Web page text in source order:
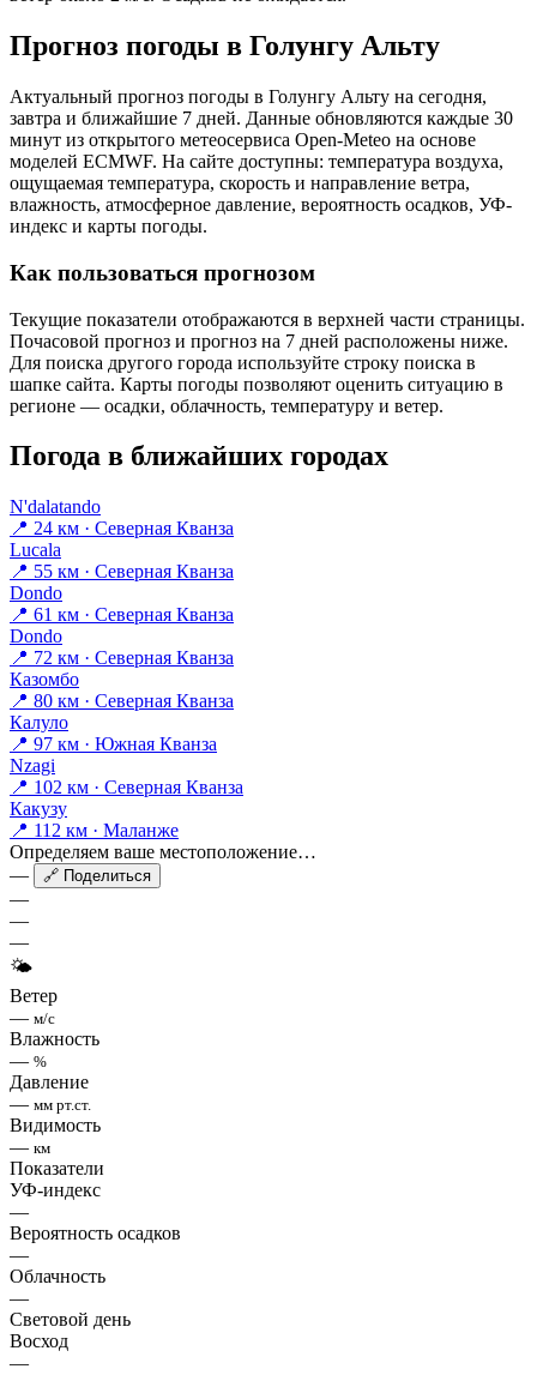
Прогноз погоды в Голунгу Альту
Актуальный прогноз погоды в Голунгу Альту на сегодня,
завтра и ближайшие 7 дней. Данные обновляются каждые 30
минут из открытого метеосервиса Open-Meteo на основе
моделей ECMWF. На сайте доступны: температура воздуха,
ощущаемая температура, скорость и направление ветра,
влажность, атмосферное давление, вероятность осадков, УФ-
индекс и карты погоды.
Как пользоваться прогнозом
Текущие показатели отображаются в верхней части страницы.
Почасовой прогноз и прогноз на 7 дней расположены ниже.
Для поиска другого города используйте строку поиска в
шапке сайта. Карты погоды позволяют оценить ситуацию в
регионе — осадки, облачность, температуру и ветер.
Погода в ближайших городах
N'dalatando
📍 24 км · Северная Кванза
Lucala
📍 55 км · Северная Кванза
Dondo
📍 61 км · Северная Кванза
Dondo
📍 72 км · Северная Кванза
Казомбо
📍 80 км · Северная Кванза
Калуло
📍 97 км · Южная Кванза
Nzagi
📍 102 км · Северная Кванза
Какузу
📍 112 км · Маланже
Определяем ваше местоположение…
—
🔗 Поделиться
—
—
—
🌤
Ветер
— м/с
Влажность
— %
Давление
— мм рт.ст.
Видимость
— км
Показатели
УФ-индекс
—
Вероятность осадков
—
Облачность
—
Световой день
Восход
—